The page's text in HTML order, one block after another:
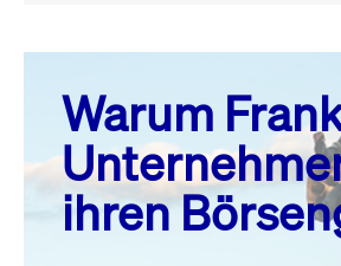
August 26
MO. DI. MI. DO. FR.
3
4 5 6 7
Warum
ihren